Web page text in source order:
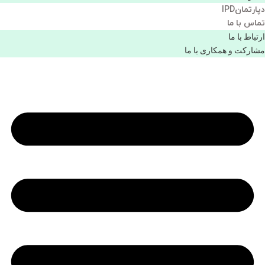
دپارتمانIPD
تماس با ما
ارتباط با ما
مشاركت و همكاری با ما